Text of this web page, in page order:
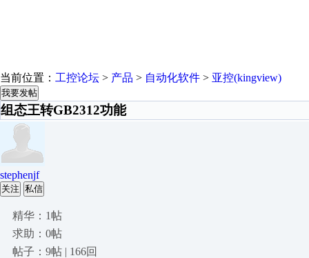
当前位置： 工控论坛 > 产品 > 自动化软件 > 亚控(kingview)
我要发帖
组态王转GB2312功能
stephenjf
关注 私信
精华：1帖
求助：0帖
帖子：9帖 | 166回